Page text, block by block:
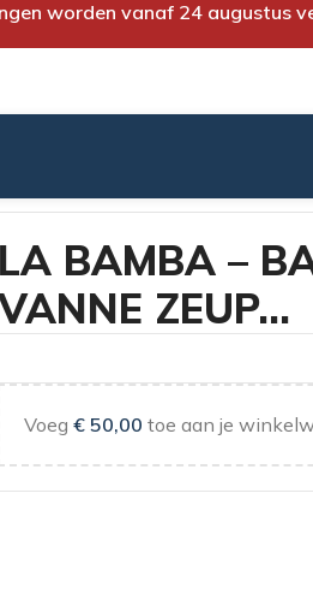
worden vanaf 24 augustus
LA BAMBA –
ZEUP…
Voeg € 50,00 toe aan je